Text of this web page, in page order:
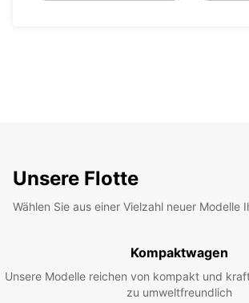
Unsere Flotte
Wählen Sie aus einer Vielzahl neuer Modelle
Kompaktwagen
Unsere Modelle reichen von kompakt und
zu umweltfreundlich